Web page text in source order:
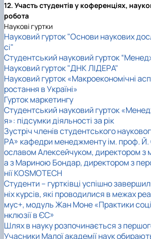
12. Участь студентів у коференціях,
робота
Наукові гуртки
Науковий гурток "Основи наукових
сі"
Студентський науковий гурток
Науковий гурток "ДНК ЛІДЕРА"
Науковий гурток «Макроекономічні
ростання в Україні»
Гурток маркетингу
Студентський науковий гурток
я»: підсумки діяльності за рік
Зустріч членів студентського
РА» кафедри менеджменту ім. проф. Й.
ославом Алексейчуком, директором з
а з Мариною Бондар, директором з
нії KOSMOTECH
Студенти – гуртківці успішно
ніх курсів, які проводилися в межах
мус+, модуль Жан Моне «Практики
нклюзії в ЄС»
Шлях в науку розпочинається з
Учасники Малої академії наук